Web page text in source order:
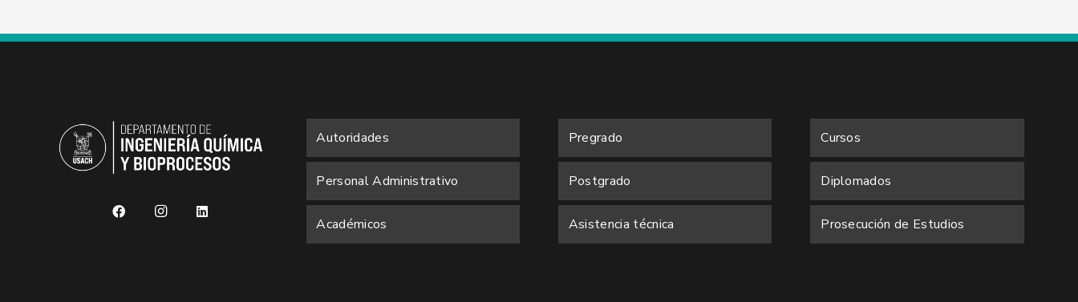
Autoridades
Personal Administrativo
Académicos
Pregrado
Postgrado
Asistencia técnica
Cursos
Diplomados
Prosecución de Estudios